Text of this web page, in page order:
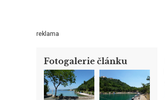
reklama
Fotogalerie článku